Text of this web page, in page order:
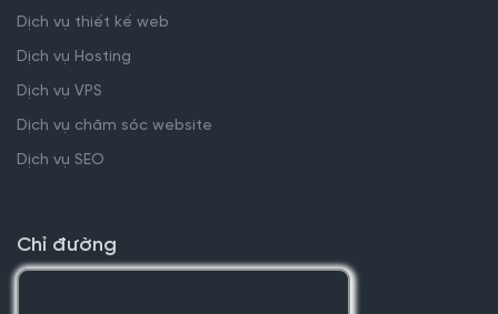
Dịch vụ thiết kế web
Dịch vụ Hosting
Dịch vụ VPS
Dịch vụ chăm sóc website
Dịch vụ SEO
Chỉ đường